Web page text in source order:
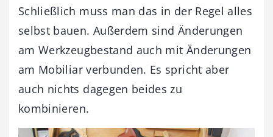
Schließlich muss man das in der Regel alles
selbst bauen. Außerdem sind Änderungen
am Werkzeugbestand auch mit Änderungen
am Mobiliar verbunden. Es spricht aber
auch nichts dagegen beides zu
kombinieren.